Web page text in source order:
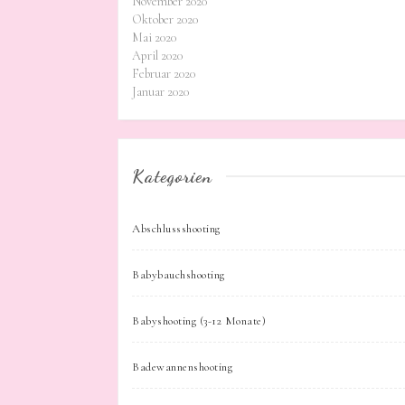
Oktober 2020
Mai 2020
April 2020
Februar 2020
Januar 2020
Kategorien
Abschlussshooting
Babybauchshooting
Babyshooting (3-12 Monate)
Badewannenshooting